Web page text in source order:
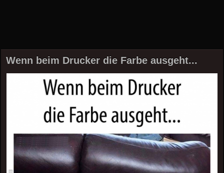
Wenn beim Drucker die Farbe ausgeht...